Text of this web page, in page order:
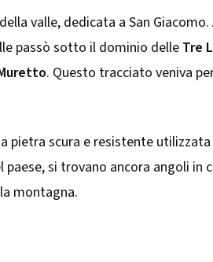
valle, dedicata a San
passò sotto il dominio delle Tre
. Questo tracciato veniva
pietra scura e resistente
si trovano ancora angoli in
montagna.